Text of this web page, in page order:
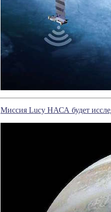
Миссия Lucy НАСА будет